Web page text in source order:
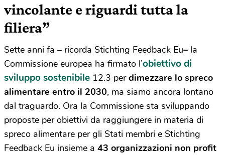
vincolante e riguardi tutta la
filiera”
Sette anni fa – ricorda Stichting Feedback Eu– la
Commissione europea ha firmato l’obiettivo di
sviluppo sostenibile 12.3 perdimezzare lo spreco
alimentare entro il 2030, ma siamo ancora lontano
dal traguardo. Ora la Commissione sta sviluppando
proposte per obiettivi da raggiungere in materia di
spreco alimentare per gli Stati membri e Stichting
Feedback Eu insieme a 43 organizzazioni non profit